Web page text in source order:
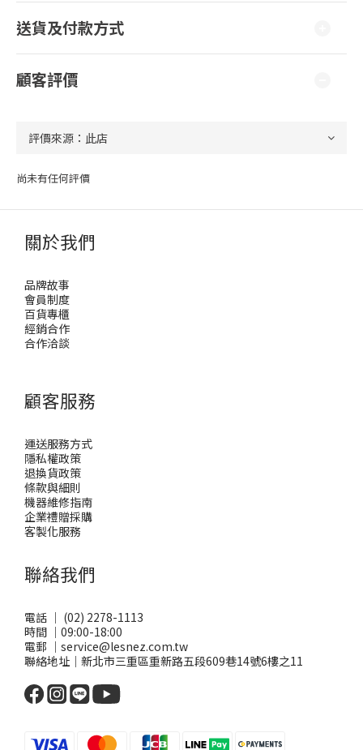
送貨及付款方式
顧客評價
尚未有任何評價
關於我們
品牌故事
會員制度
百貨專櫃
經銷合作
合作洽談
顧客服務
運送服務方式
隱私權政策
退換貨政策
條款與細則
機器維修指南
企業禮贈採購
客製化服務
聯絡我們
電話 ｜ (02) 2278-1113
時間 ｜09:00-18:00
電郵 ｜service@lesnez.com.tw
聯絡地址｜新北市三重區重新路五段609巷14號6樓之11